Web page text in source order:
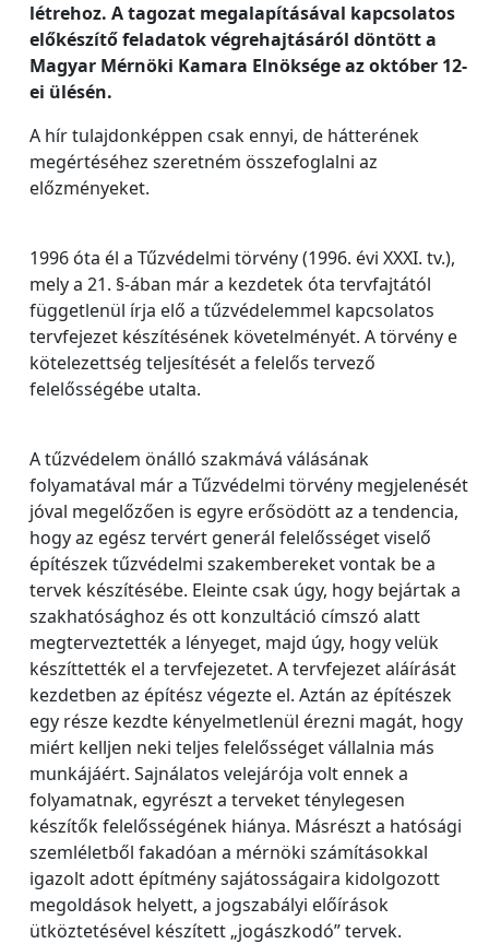
létrehoz. A tagozat megalapításával kapcsolatos
előkészítő feladatok végrehajtásáról döntött a
Magyar Mérnöki Kamara Elnöksége az október 12-
ei ülésén.
A hír tulajdonképpen csak ennyi, de hátterének
megértéséhez szeretném összefoglalni az
előzményeket.
1996 óta él a Tűzvédelmi törvény (1996. évi XXXI. tv.),
mely a 21. §-ában már a kezdetek óta tervfajtától
függetlenül írja elő a tűzvédelemmel kapcsolatos
tervfejezet készítésének követelményét. A törvény e
kötelezettség teljesítését a felelős tervező
felelősségébe utalta.
A tűzvédelem önálló szakmává válásának
folyamatával már a Tűzvédelmi törvény megjelenését
jóval megelőzően is egyre erősödött az a tendencia,
hogy az egész tervért generál felelősséget viselő
építészek tűzvédelmi szakembereket vontak be a
tervek készítésébe. Eleinte csak úgy, hogy bejártak a
szakhatósághoz és ott konzultáció címszó alatt
megterveztették a lényeget, majd úgy, hogy velük
készíttették el a tervfejezetet. A tervfejezet aláírását
kezdetben az építész végezte el. Aztán az építészek
egy része kezdte kényelmetlenül érezni magát, hogy
miért kelljen neki teljes felelősséget vállalnia más
munkájáért. Sajnálatos velejárója volt ennek a
folyamatnak, egyrészt a terveket ténylegesen
készítők felelősségének hiánya. Másrészt a hatósági
szemléletből fakadóan a mérnöki számításokkal
igazolt adott építmény sajátosságaira kidolgozott
megoldások helyett, a jogszabályi előírások
ütköztetésével készített „jogászkodó” tervek.